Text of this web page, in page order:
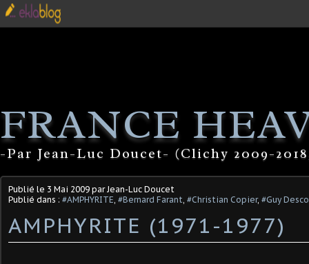
FRANCE
-Par Jean-Luc Doucet- (Clichy 2009-
Publié le 3 Mai 2009 par Jean-Luc Doucet
Publié dans : #AMPHYRITE, #Bernard Farant, #Christian Copier, #Guy
AMPHYRITE (1971-1977)